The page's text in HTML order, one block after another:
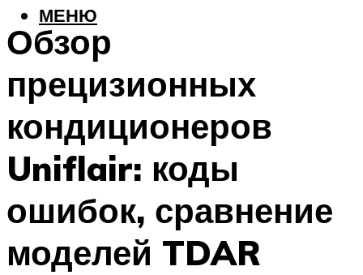
МЕНЮ
Обзор
прецизионных
кондиционеров
Uniflair: коды
ошибок, сравнение
моделей TDAR